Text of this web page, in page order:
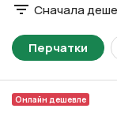
Сначала
Перчатки
Онлайн дешевле